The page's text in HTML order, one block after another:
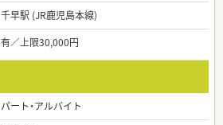
千早駅 (JR鹿児島本線)
有／上限30,000円
パート・アルバイト